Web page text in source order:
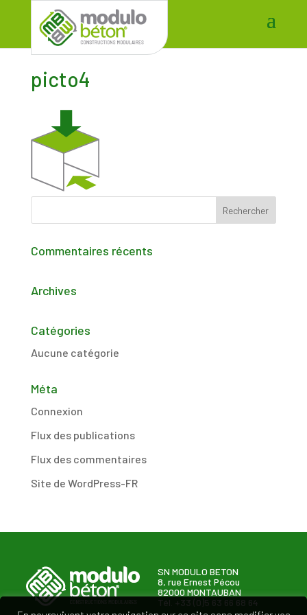
picto4
Commentaires récents
Archives
Catégories
Aucune catégorie
Méta
Connexion
Flux des publications
Flux des commentaires
Site de WordPress-FR
SN MODULO BETON
8, rue Ernest Pécou
82000 MONTAUBAN